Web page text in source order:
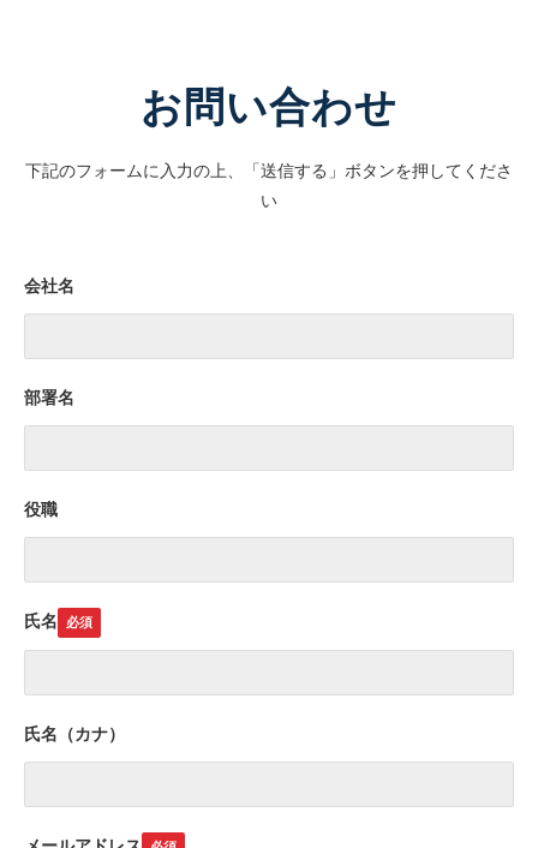
お問い合わせ
下記のフォームに入力の上、「送信する」ボタンを押してくださ
い
会社名
部署名
役職
氏名
氏名（カナ）